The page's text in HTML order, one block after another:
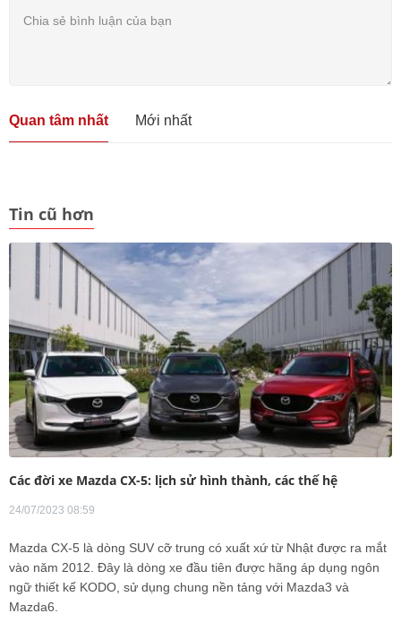
Quan tâm nhất Mới nhất
Tin cũ hơn
Các đời xe Mazda CX-5: lịch sử hình thành, các thế hệ
24/07/2023 08:59
Mazda CX-5 là dòng SUV cỡ trung có xuất xứ từ Nhật được ra mắt
vào năm 2012. Đây là dòng xe đầu tiên được hãng áp dụng ngôn
ngữ thiết kế KODO, sử dụng chung nền tảng với Mazda3 và
Mazda6.